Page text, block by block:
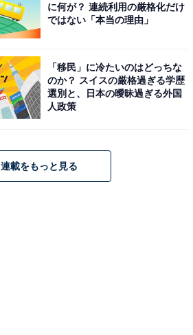
に何が？ 連続利用の厳格化だけ
ではない「本当の理由」
「移民」に冷たいのはどっちな
のか？ スイスの厳格過ぎる学歴
選別と、日本の曖昧過ぎる外国
人政策
連載をもっと見る